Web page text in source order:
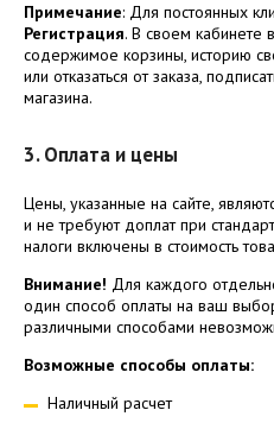
Примечание: Для постоянных
Регистрация. В своем кабинете
содержимое корзины, историю
или отказаться от заказа,
магазина.
3. Оплата и цены
Цены, указанные на сайте,
и не требуют доплат при
налоги включены в стоимость
Внимание! Для каждого
один способ оплаты на ваш
различными способами
Возможные способы оплаты:
Наличный расчет